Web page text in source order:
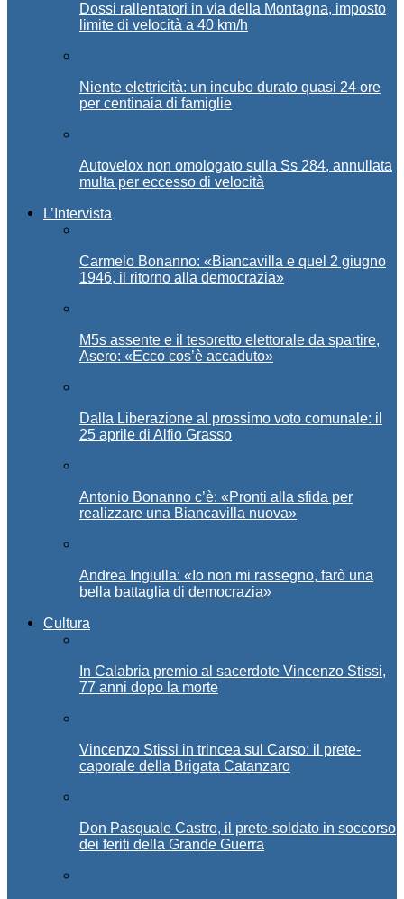
Dossi rallentatori in via della Montagna, imposto
limite di velocità a 40 km/h
Niente elettricità: un incubo durato quasi 24 ore
per centinaia di famiglie
Autovelox non omologato sulla Ss 284, annullata
multa per eccesso di velocità
L’Intervista
Carmelo Bonanno: «Biancavilla e quel 2 giugno
1946, il ritorno alla democrazia»
M5s assente e il tesoretto elettorale da spartire,
Asero: «Ecco cos’è accaduto»
Dalla Liberazione al prossimo voto comunale: il
25 aprile di Alfio Grasso
Antonio Bonanno c’è: «Pronti alla sfida per
realizzare una Biancavilla nuova»
Andrea Ingiulla: «Io non mi rassegno, farò una
bella battaglia di democrazia»
Cultura
In Calabria premio al sacerdote Vincenzo Stissi,
77 anni dopo la morte
Vincenzo Stissi in trincea sul Carso: il prete-
caporale della Brigata Catanzaro
Don Pasquale Castro, il prete-soldato in soccorso
dei feriti della Grande Guerra